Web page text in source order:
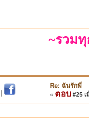
~รวม
Re: ฉันรักพี่
« ตอบ #25 เ